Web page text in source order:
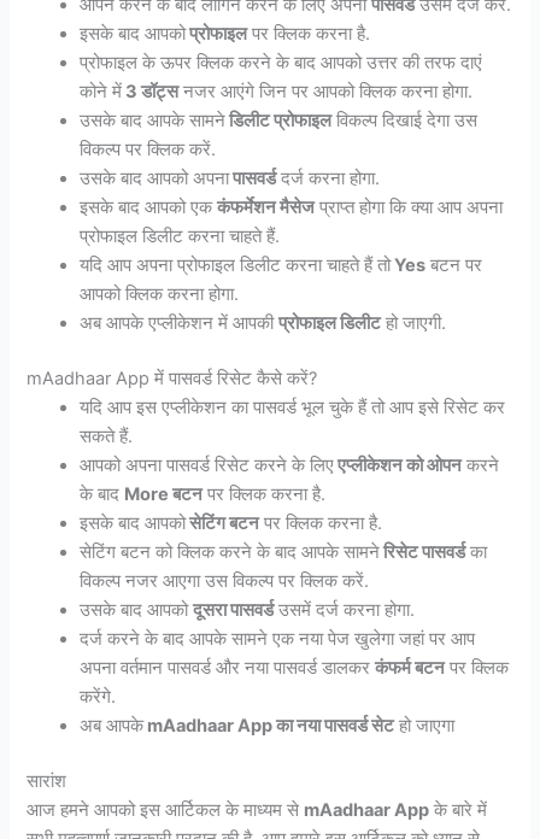
ओपन करने के बाद लॉगिन करने के लिए अपनापासवर्डउसमें दर्ज करें.
इसके बाद आपकोप्रोफाइलपर क्लिक करना है.
प्रोफाइल के ऊपर क्लिक करने के बाद आपको उत्तर की तरफ दाएं
कोने में 3 डॉट्सनजर आएंगे जिन पर आपको क्लिक करना होगा.
उसके बाद आपके सामनेडिलीट प्रोफाइलविकल्प दिखाई देगा उस
विकल्प पर क्लिक करें.
उसके बाद आपको अपनापासवर्डदर्ज करना होगा.
इसके बाद आपको एककंफर्मेशन मैसेजप्राप्त होगा कि क्या आप अपना
प्रोफाइल डिलीट करना चाहते हैं.
यदि आप अपना प्रोफाइल डिलीट करना चाहते हैं तोYes बटन पर
आपको क्लिक करना होगा.
अब आपके एप्लीकेशन में आपकीप्रोफाइल डिलीटहो जाएगी.
mAadhaar App में पासवर्ड रिसेट कैसे करें?
यदि आप इस एप्लीकेशन का पासवर्ड भूल चुके हैं तो आप इसे रिसेट कर
सकते हैं.
आपको अपना पासवर्ड रिसेट करने के लिएएप्लीकेशन को ओपनकरने
के बाद More बटनपर क्लिक करना है.
इसके बाद आपकोसेटिंग बटनपर क्लिक करना है.
सेटिंग बटन को क्लिक करने के बाद आपके सामनेरिसेट पासवर्डका
विकल्प नजर आएगा उस विकल्प पर क्लिक करें.
उसके बाद आपकोदूसरा पासवर्डउसमें दर्ज करना होगा.
दर्ज करने के बाद आपके सामने एक नया पेज खुलेगा जहां पर आप
अपना वर्तमान पासवर्ड और नया पासवर्ड डालकरकंफर्म बटनपर क्लिक
करेंगे.
अब आपकेmAadhaar App का नया पासवर्ड सेटहो जाएगा
सारांश
आज हमने आपको इस आर्टिकल के माध्यम से mAadhaar App के बारे में